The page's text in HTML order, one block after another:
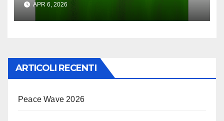
APR 6, 2026
ARTICOLI RECENTI
Peace Wave 2026